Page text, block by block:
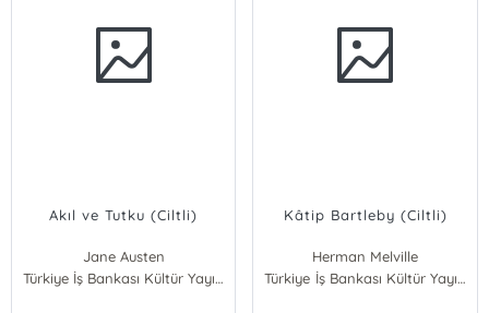
Akıl ve Tutku (Ciltli)
Jane Austen
Türkiye İş Bankası Kültür Yayınları
Kâtip Bartleby (Ciltli)
Herman Melville
Türkiye İş Bankası Kültür Yayınları